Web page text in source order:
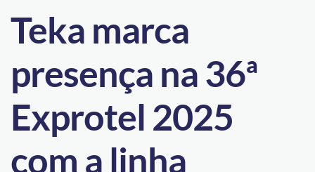
Teka marca
presença na 36ª
Exprotel 2025
com a linha